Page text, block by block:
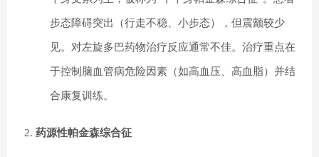
步态障碍突出（行走不稳、小步态），但震颤较少
见。对左旋多巴药物治疗反应通常不佳。治疗重点在
于控制脑血管病危险因素（如高血压、高血脂）并结
合康复训练。
药源性帕金森综合征